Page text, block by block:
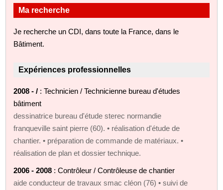
Ma recherche
Je recherche un CDI, dans toute la France, dans le
Bâtiment.
Expériences professionnelles
2008 - / : Technicien / Technicienne bureau d'études
bâtiment
dessinatrice bureau d'étude sterec normandie
franqueville saint pierre (60). • réalisation d'étude de
chantier. • préparation de commande de matériaux. •
réalisation de plan et dossier technique.
2006 - 2008 : Contrôleur / Contrôleuse de chantier
aide conducteur de travaux smac cléon (76) • suivi de